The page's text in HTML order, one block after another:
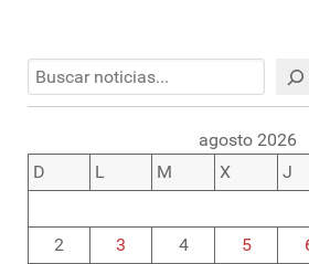
Buscar
agosto 2026
D
L M X J
2
3 4 5